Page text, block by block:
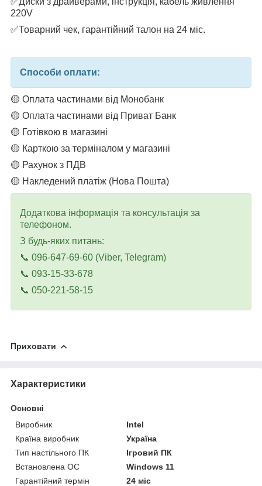
220V
✅Товарний чек, гарантійний талон на 24 міс.
Способи оплати:
🟡 Оплата частинами від Монобанк
🟡 Оплата частинами від Приват Банк
🟡 Готівкою в магазині
🟡 Карткою за терміналом у магазині
🟡 Рахунок з ПДВ
🟡 Накледений платіж (Нова Пошта)
Додаткова інформація та консультація за
телефоном.
З будь-яких питань:
📞 096-647-69-60 (Viber, Telegram)
📞 093-15-33-678
📞 050-221-58-15
Приховати
Характеристики
Основні
Виробник
Intel
Країна виробник
Україна
Тип настільного ПК
Ігровий ПК
Встановлена ОС
Windows 11
Гарантійний термін
24 міс